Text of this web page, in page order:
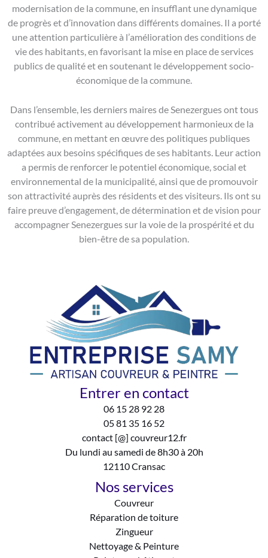
modernisation de la commune, en insufflant une dynamique
de progrès et d’innovation dans différents domaines. Il a porté
une attention particulière à l’amélioration des conditions de
vie des habitants, en favorisant la mise en place de services
publics de qualité et en soutenant le développement socio-
économique de la commune.
Dans l’ensemble, les derniers maires de Senezergues ont tous
contribué activement au développement harmonieux de la
commune, en mettant en œuvre des politiques publiques
adaptées aux besoins spécifiques de ses habitants. Leur action
a permis de renforcer le potentiel économique, social et
environnemental de la municipalité, ainsi que de promouvoir
son attractivité auprès des résidents et des visiteurs. Ils ont su
faire preuve d’engagement, de détermination et de vision pour
accompagner Senezergues sur la voie de la prospérité et du
bien-être de sa population.
Entrer en contact
06 15 28 92 28
05 81 35 16 52
contact [@] couvreur12.fr
Du lundi au samedi de 8h30 à 20h
12110 Cransac
Nos services
Couvreur
Réparation de toiture
Zingueur
Nettoyage & Peinture